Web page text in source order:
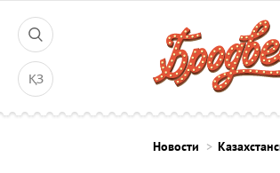
ҚЗ
Новости